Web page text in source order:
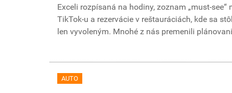
Exceli rozpísaná na hodiny, zoznam „must-see“
TikTok-u a rezervácie v reštauráciách, kde sa
len vyvoleným. Mnohé z nás premenili
AUTO